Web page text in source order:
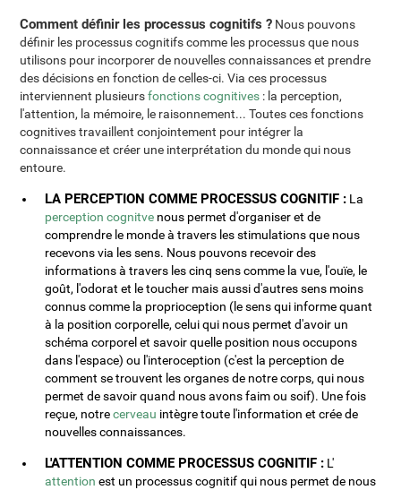
Comment définir les processus cognitifs ? Nous pouvons
définir les processus cognitifs comme les processus que nous
utilisons pour incorporer de nouvelles connaissances et prendre
des décisions en fonction de celles-ci. Via ces processus
interviennent plusieursfonctions cognitives : la perception,
l'attention, la mémoire, le raisonnement... Toutes ces fonctions
cognitives travaillent conjointement pour intégrer la
connaissance et créer une interprétation du monde qui nous
entoure.
LA PERCEPTION COMME PROCESSUS COGNITIF : La
perception cognitve nous permet d'organiser et de
comprendre le monde à travers les stimulations que nous
recevons via les sens. Nous pouvons recevoir des
informations à travers les cinq sens comme la vue, l'ouïe, le
goût, l'odorat et le toucher mais aussi d'autres sens moins
connus comme la proprioception (le sens qui informe quant
à la position corporelle, celui qui nous permet d'avoir un
schéma corporel et savoir quelle position nous occupons
dans l'espace) ou l'interoception (c'est la perception de
comment se trouvent les organes de notre corps, qui nous
permet de savoir quand nous avons faim ou soif). Une fois
reçue, notrecerveau intègre toute l'information et crée de
nouvelles connaissances.
L'ATTENTION COMME PROCESSUS COGNITIF : L'
attention est un processus cognitif qui nous permet de nous